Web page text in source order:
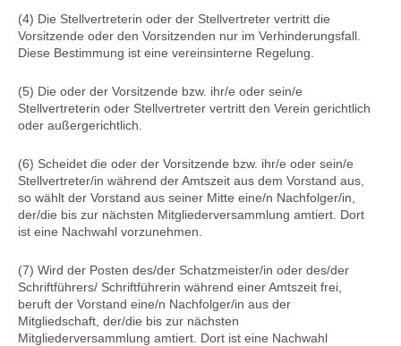
(4) Die Stellvertreterin oder der Stellvertreter vertritt die
Vorsitzende oder den Vorsitzenden nur im Verhinderungsfall.
Diese Bestimmung ist eine vereinsinterne Regelung.
(5) Die oder der Vorsitzende bzw. ihr/e oder sein/e
Stellvertreterin oder Stellvertreter vertritt den Verein gerichtlich
oder außergerichtlich.
(6) Scheidet die oder der Vorsitzende bzw. ihr/e oder sein/e
Stellvertreter/in während der Amtszeit aus dem Vorstand aus,
so wählt der Vorstand aus seiner Mitte eine/n Nachfolger/in,
der/die bis zur nächsten Mitgliederversammlung amtiert. Dort
ist eine Nachwahl vorzunehmen.
(7) Wird der Posten des/der Schatzmeister/in oder des/der
Schriftführers/ Schriftführerin während einer Amtszeit frei,
beruft der Vorstand eine/n Nachfolger/in aus der
Mitgliedschaft, der/die bis zur nächsten
Mitgliederversammlung amtiert. Dort ist eine Nachwahl